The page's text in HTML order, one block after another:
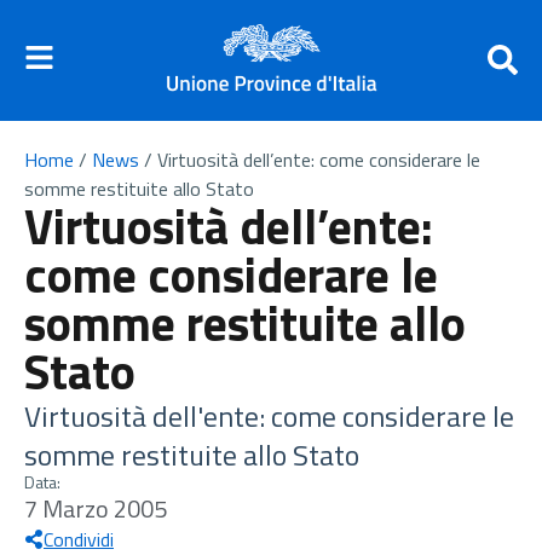
Home / News / Virtuosità dell’ente: come considerare le
somme restituite allo Stato
Virtuosità dell’ente:
come considerare le
somme restituite allo
Stato
Virtuosità dell'ente: come considerare le
somme restituite allo Stato
Data:
7 Marzo 2005
Condividi